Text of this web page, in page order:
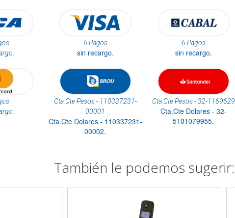
6 Pagos
sin recargo.
6 Pagos
sin recargo.
Cta.Cte Pesos - 110337231-
00001
Cta.Cte Dolares - 110337231-
00002.
Cta.Cte Pesos - 32-1169629
Cta.Cte Dolares - 32-
5101079955.
También le podemos sugerir: